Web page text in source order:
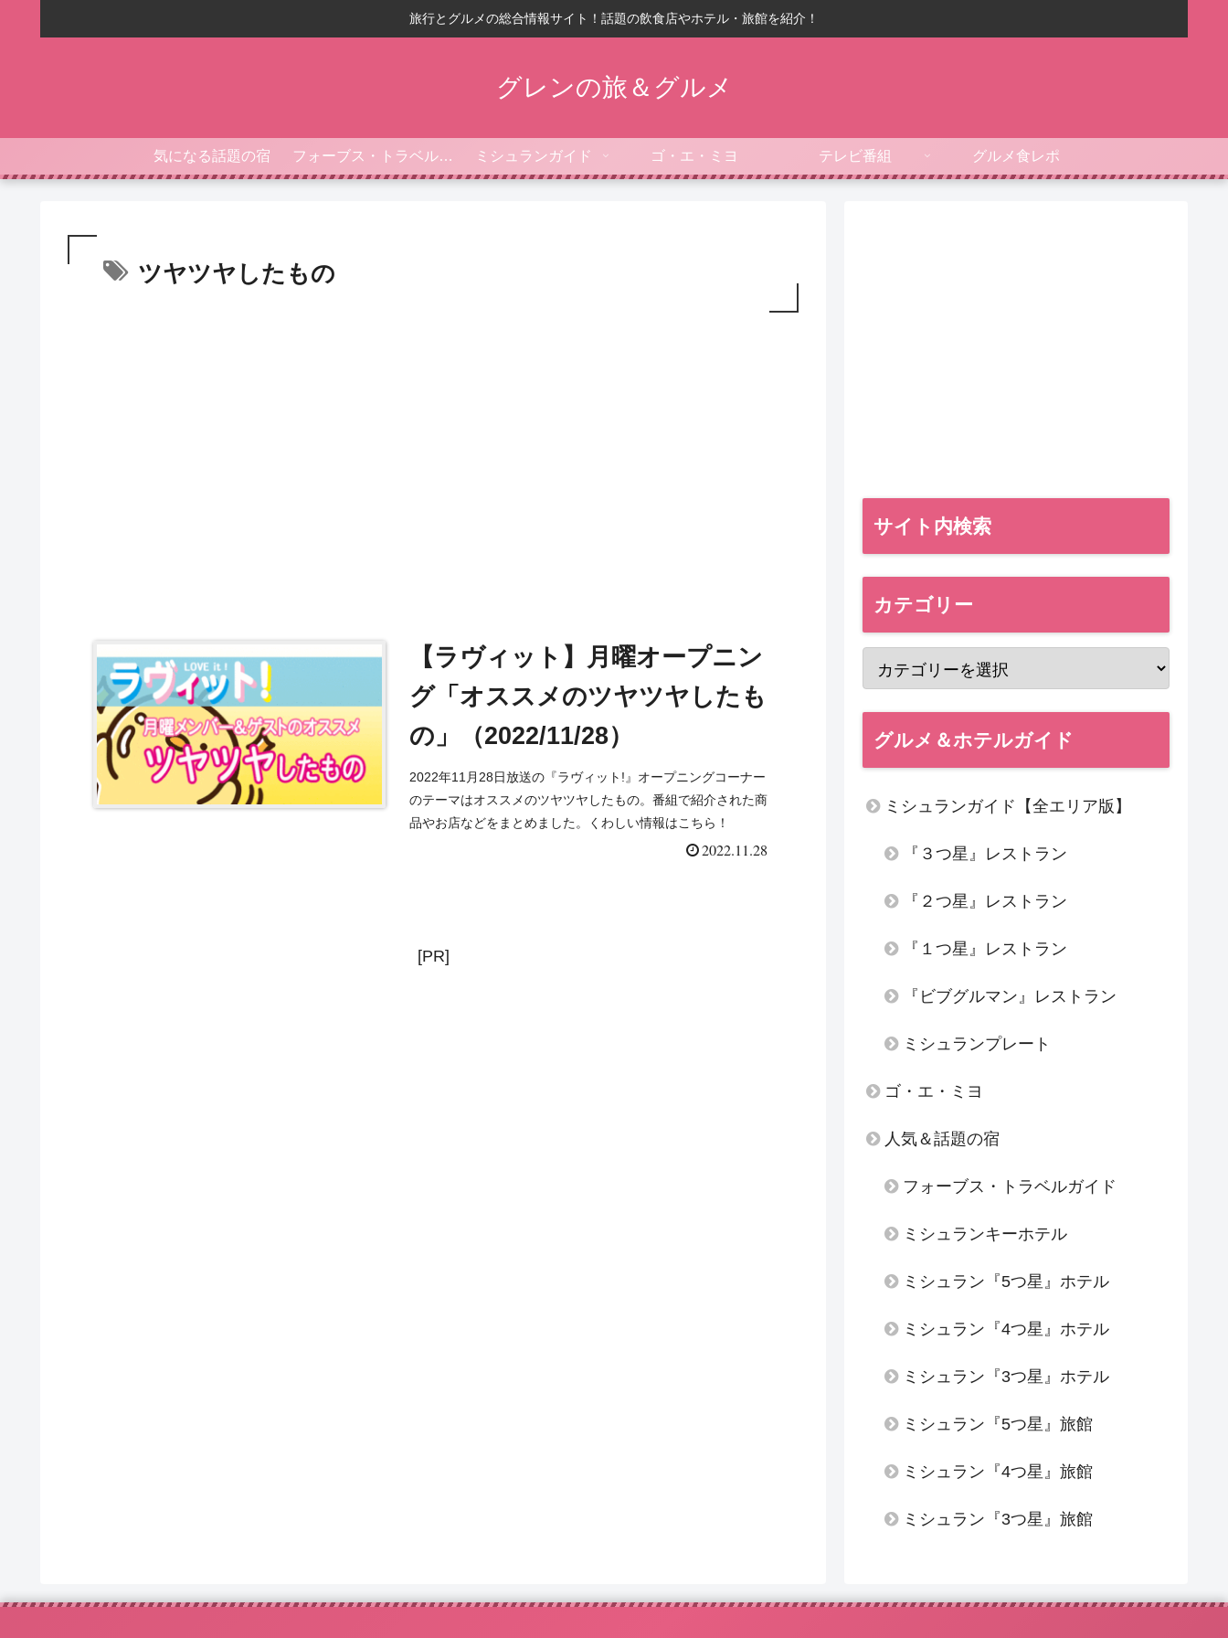
旅行とグルメの総合情報サイト！話題の飲食店やホテル・旅館を紹介！
グレンの旅＆グルメ
気になる話題の宿 フォーブス・トラベルガイド ミシュランガイド ゴ・エ・ミヨ テレビ番組 グルメ食レポ
ツヤツヤしたもの
【ラヴィット】月曜オープニン
グ「オススメのツヤツヤしたも
の」（2022/11/28）
2022年11月28日放送の『ラヴィット!』オープニングコーナー
のテーマはオススメのツヤツヤしたもの。番組で紹介された商
品やお店などをまとめました。くわしい情報はこちら！
2022.11.28
[PR]
サイト内検索
カテゴリー
グルメ＆ホテルガイド
ミシュランガイド【全エリア版】
『３つ星』レストラン
『２つ星』レストラン
『１つ星』レストラン
『ビブグルマン』レストラン
ミシュランプレート
ゴ・エ・ミヨ
人気＆話題の宿
フォーブス・トラベルガイド
ミシュランキーホテル
ミシュラン『5つ星』ホテル
ミシュラン『4つ星』ホテル
ミシュラン『3つ星』ホテル
ミシュラン『5つ星』旅館
ミシュラン『4つ星』旅館
ミシュラン『3つ星』旅館